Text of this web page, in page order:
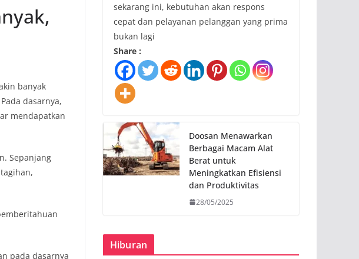
banyak
dasarnya,
mendapatkan
Sepanjang
pada dasarnya
sekarang ini, kebutuhan akan respons
cepat dan pelayanan pelanggan yang prima
bukan lagi
Share :
Doosan Menawarkan
Berbagai Macam Alat
Berat untuk
Meningkatkan Efisiensi
dan Produktivitas
28/05/2025
Hiburan